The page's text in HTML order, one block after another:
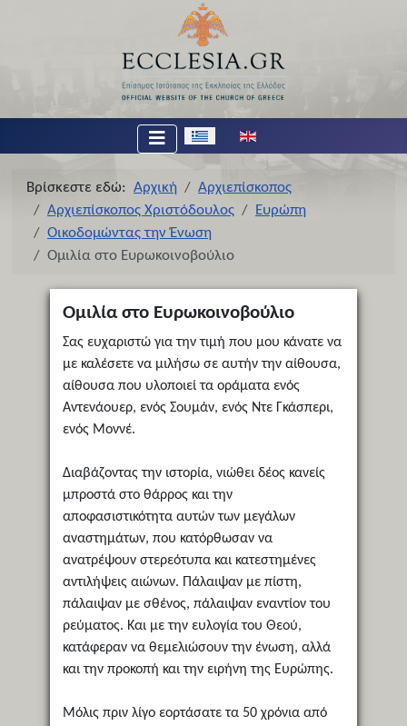
Επιλέξτε τη γλώσσα σας
Βρίσκεστε εδώ: Αρχική
Αρχιεπίσκοπος
Αρχιεπίσκοπος Χριστόδουλος
Ευρώπη
Οικοδομώντας την Ένωση
Ομιλία στο Ευρωκοινοβούλιο
Ομιλία στο Ευρωκοινοβούλιο
Σας ευχαριστώ για την τιμή που μου κάνατε να
με καλέσετε να μιλήσω σε αυτήν την αίθουσα,
αίθουσα που υλοποιεί τα οράματα ενός
Αντενάουερ, ενός Σουμάν, ενός Ντε Γκάσπερι,
ενός Μοννέ.
Διαβάζοντας την ιστορία, νιώθει δέος κανείς
μπροστά στο θάρρος και την
αποφασιστικότητα αυτών των μεγάλων
αναστημάτων, που κατόρθωσαν να
ανατρέψουν στερεότυπα και κατεστημένες
αντιλήψεις αιώνων. Πάλαιψαν με πίστη,
πάλαιψαν με σθένος, πάλαιψαν εναντίον του
ρεύματος. Και με την ευλογία του Θεού,
κατάφεραν να θεμελιώσουν την ένωση, αλλά
και την προκοπή και την ειρήνη της Ευρώπης.
Μόλις πριν λίγο εορτάσατε τα 50 χρόνια από